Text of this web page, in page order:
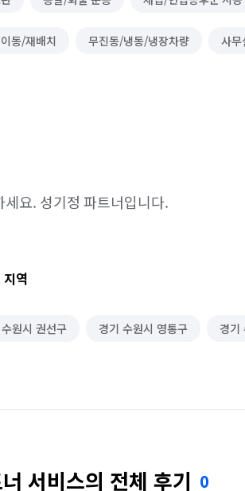
동/재배치 무진동/냉동/냉장차량 사무
사
세요. 성기정 파트너입니다.
지역
원시 권선구 경기 수원시 영통구 경기
서비스의 전체 후기 0